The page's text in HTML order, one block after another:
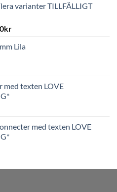
varianter TILLFÄLLIGT
kr
Lila
med texten LOVE
med texten LOVE